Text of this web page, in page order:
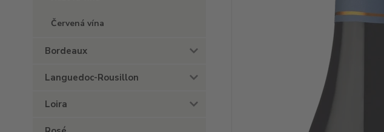
Červená vína
Bordeaux
Languedoc-Rousillon
Loira